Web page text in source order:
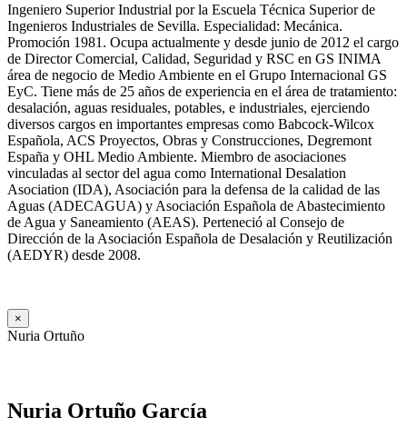
Ingeniero Superior Industrial por la Escuela Técnica Superior de
Ingenieros Industriales de Sevilla. Especialidad: Mecánica.
Promoción 1981. Ocupa actualmente y desde junio de 2012 el cargo
de Director Comercial, Calidad, Seguridad y RSC en GS INIMA
área de negocio de Medio Ambiente en el Grupo Internacional GS
EyC. Tiene más de 25 años de experiencia en el área de tratamiento:
desalación, aguas residuales, potables, e industriales, ejerciendo
diversos cargos en importantes empresas como Babcock-Wilcox
Española, ACS Proyectos, Obras y Construcciones, Degremont
España y OHL Medio Ambiente. Miembro de asociaciones
vinculadas al sector del agua como International Desalation
Asociation (IDA), Asociación para la defensa de la calidad de las
Aguas (ADECAGUA) y Asociación Española de Abastecimiento
de Agua y Saneamiento (AEAS). Perteneció al Consejo de
Dirección de la Asociación Española de Desalación y Reutilización
(AEDYR) desde 2008.
×
Nuria Ortuño
Nuria Ortuño García